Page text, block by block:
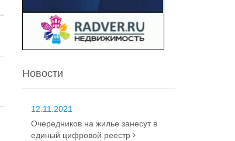
Новости
12.11.2021
Очередников на жилье занесут в
единый цифровой реестр